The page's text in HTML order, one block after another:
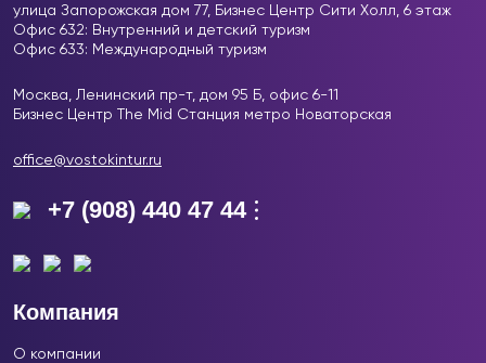
Компания
О компании
улица Запорожская дом 77, Бизнес Центр Сити Холл, 6 этаж
Офис 632: Внутренний и детский туризм
Офис 633: Международный туризм
Москва, Ленинский пр-т, дом 95 Б, офис 6-11
Бизнес Центр The Mid Станция метро Новаторская
office@vostokintur.ru
+7 (908) 440 47 44